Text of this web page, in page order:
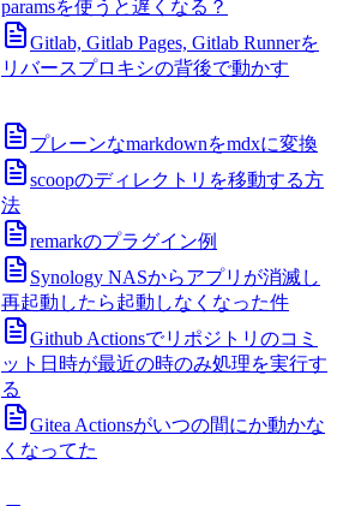
paramsを使うと遅くなる？
Gitlab, Gitlab Pages, Gitlab Runnerを
リバースプロキシの背後で動かす
プレーンなmarkdownをmdxに変換
scoopのディレクトリを移動する方
法
remarkのプラグイン例
Synology NASからアプリが消滅し
再起動したら起動しなくなった件
Github Actionsでリポジトリのコミ
ット日時が最近の時のみ処理を実行す
る
Gitea Actionsがいつの間にか動かな
くなってた